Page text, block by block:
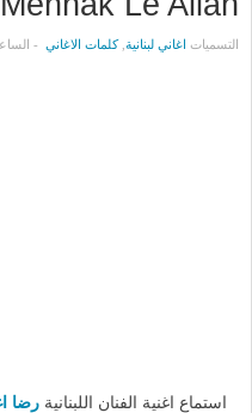
التسميات اغاني لبنانية ,كلمات الاغاني - الساعة
استماع اغنية الفنان اللبنانيةرضا